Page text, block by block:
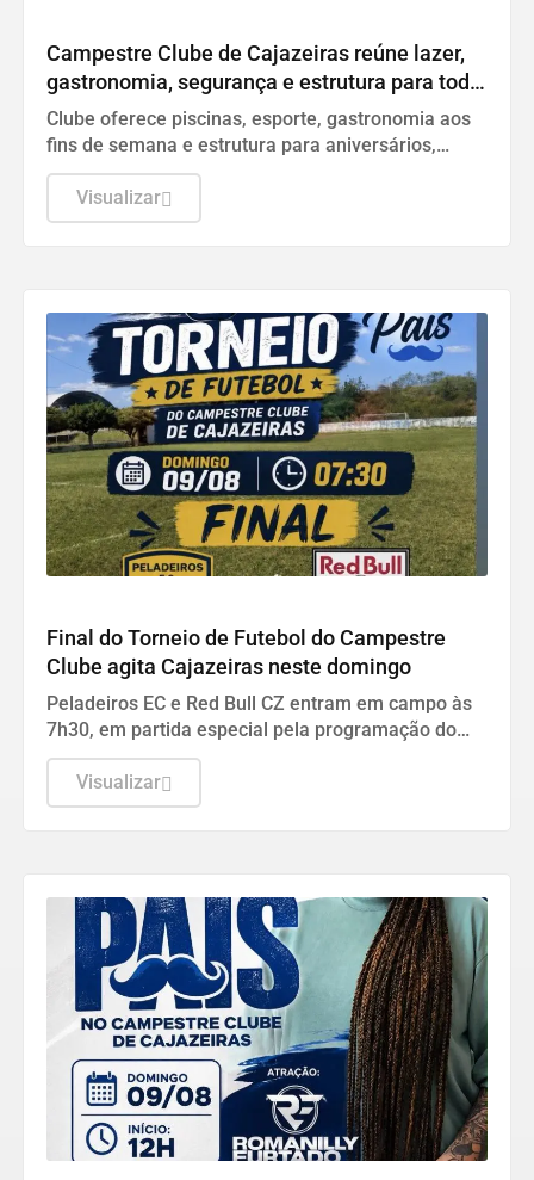
Campestre Clube de Cajazeiras reúne lazer,
gastronomia, segurança e estrutura para toda
a família
Clube oferece piscinas, esporte, gastronomia aos
fins de semana e estrutura para aniversários,
casamentos, batizados e eventos empresariais.
Visualizar
Final do Torneio de Futebol do Campestre
Clube agita Cajazeiras neste domingo
Peladeiros EC e Red Bull CZ entram em campo às
7h30, em partida especial pela programação do
Dia dos Pais.
Visualizar